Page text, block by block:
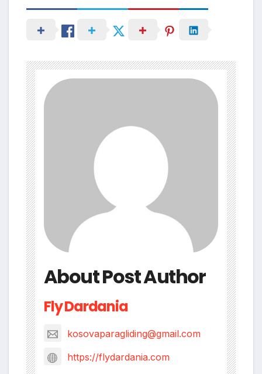
About Post Author
Fly Dardania
kosovaparagliding@gmail.com
https://flydardania.com